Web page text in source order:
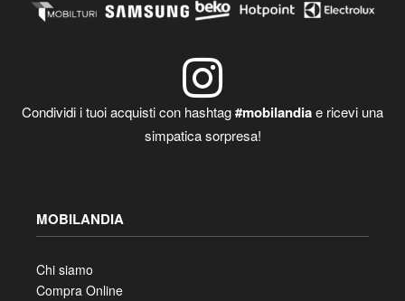
Condividi i tuoi acquisti con hashtag#mobilandiae ricevi una
simpatica sorpresa!
MOBILANDIA
Chi siamo
Compra Online